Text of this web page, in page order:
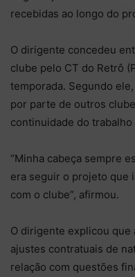
recebidas ao longo do
O dirigente concedeu
clube pelo CT do Retrô
temporada. Segundo
por parte de outros
continuidade do trabalho
“Minha cabeça sempre
era seguir o projeto que
com o clube”, afirmou.
O dirigente explicou que
ajustes contratuais de
relação com questões